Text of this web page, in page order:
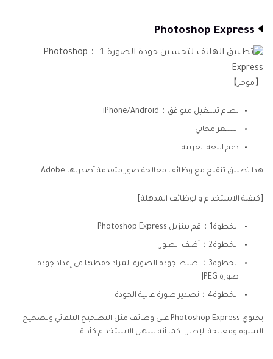
Photoshop Express
【موجز】
نظام تشغيل متوافق：iPhone/Android
السعر:مجاني
دعم اللغة العربية
هذا تطبيق تنقيح مع وظائف معالجة صور متقدمة أصدرتها Adobe.
[كيفية الاستخدام والوظائف المذهلة]
الخطوة1：قم بتنزيل Photoshop Express
الخطوة2：أضف الصور
الخطوة3：اضبط جودة الصورة المراد حفظها في إعداد جودة
صورة JPEG
الخطوة4：تصدير صورة عالية الجودة
يحتوي Photoshop Express على وظائف مثل التصحيح التلقائي وتصحيح
التشوه ومعالجة الإطار ، كما أنه سهل الاستخدام كأداة.